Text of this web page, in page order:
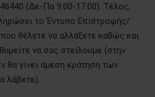
(Δε-Πα 9:00-17:00). Τέλος,
το Έντυπο Επιστροφής/
θέλετε να αλλάξετε καθώς και
να σας στείλουμε (στην
θα γίνει άμεση κράτηση των
λάβετε).